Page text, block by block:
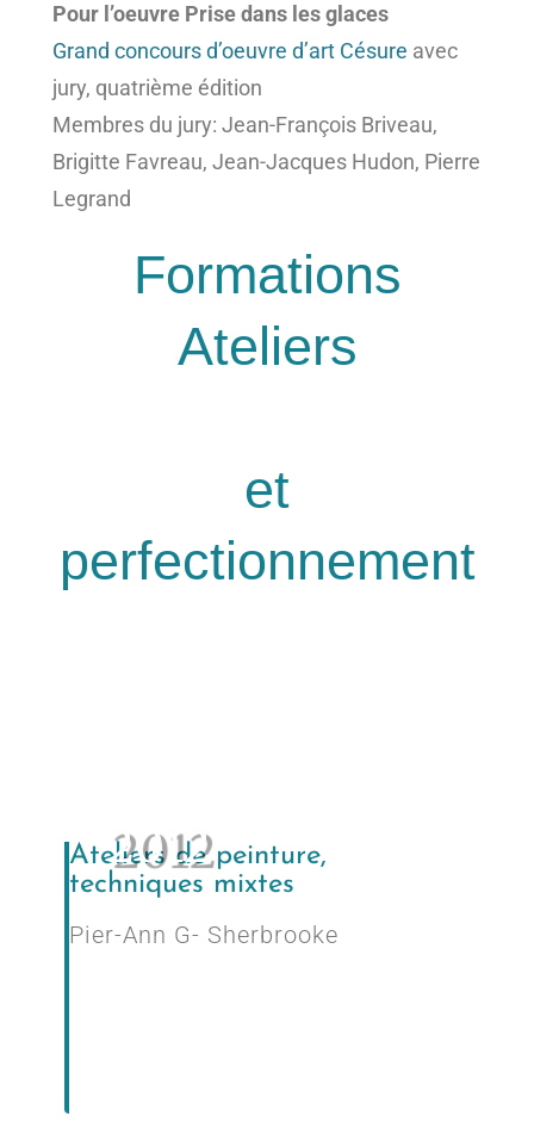
Pour l’oeuvre Prise dans les glaces
Grand concours d’oeuvre d’art Césure avec
jury, quatrième édition
Membres du jury: Jean-François Briveau,
Brigitte Favreau, Jean-Jacques Hudon, Pierre
Legrand
Formations
Ateliers
et
perfectionnement
2012
Ateliers de peinture,
techniques mixtes
Pier-Ann G- Sherbrooke